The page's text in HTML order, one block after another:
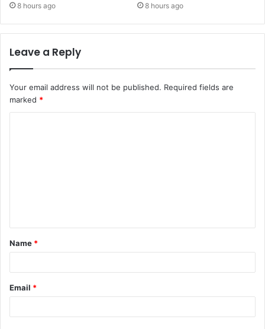
8 hours ago 8 hours ago
Leave a Reply
Your email address will not be published. Required fields are
marked *
t
*
Name *
Email *